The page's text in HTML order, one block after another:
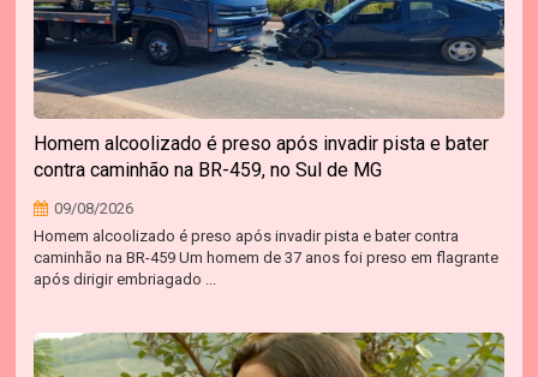
Homem alcoolizado é preso após invadir pista e bater
contra caminhão na BR-459, no Sul de MG
09/08/2026
Homem alcoolizado é preso após invadir pista e bater contra
caminhão na BR-459 Um homem de 37 anos foi preso em flagrante
após dirigir embriagado ...